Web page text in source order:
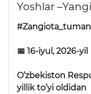
Yoshlar
📅 16-iyul, 2026-yil
O’zbekiston
yillik to’yi oldidan